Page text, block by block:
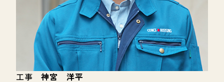
工事神宮 洋平